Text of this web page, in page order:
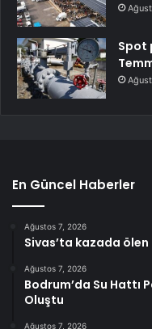
Spot
En Güncel Haberler
Ağustos 7, 2026
Sivas’ta kazada
Ağustos 7, 2026
Bodrum’da Su Hattı
Oluştu
Ağustos 7, 2026